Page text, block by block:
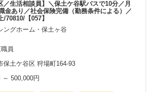
／生活相談員】＼保土ケ谷駅バスで10分／月
金あり／社会保険完備（勤務条件による）／
70810/【057】
ングホーム・保土ヶ谷
員
保土ケ谷区 狩場町164-93
～500,000円